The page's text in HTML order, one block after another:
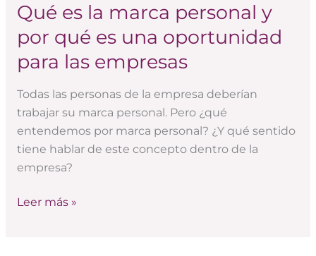
Qué es la marca personal y
por qué es una oportunidad
para las empresas
Todas las personas de la empresa deberían
trabajar su marca personal. Pero ¿qué
entendemos por marca personal? ¿Y qué sentido
tiene hablar de este concepto dentro de la
empresa?
una
oportunidad
para
las
empresas
Leer más »